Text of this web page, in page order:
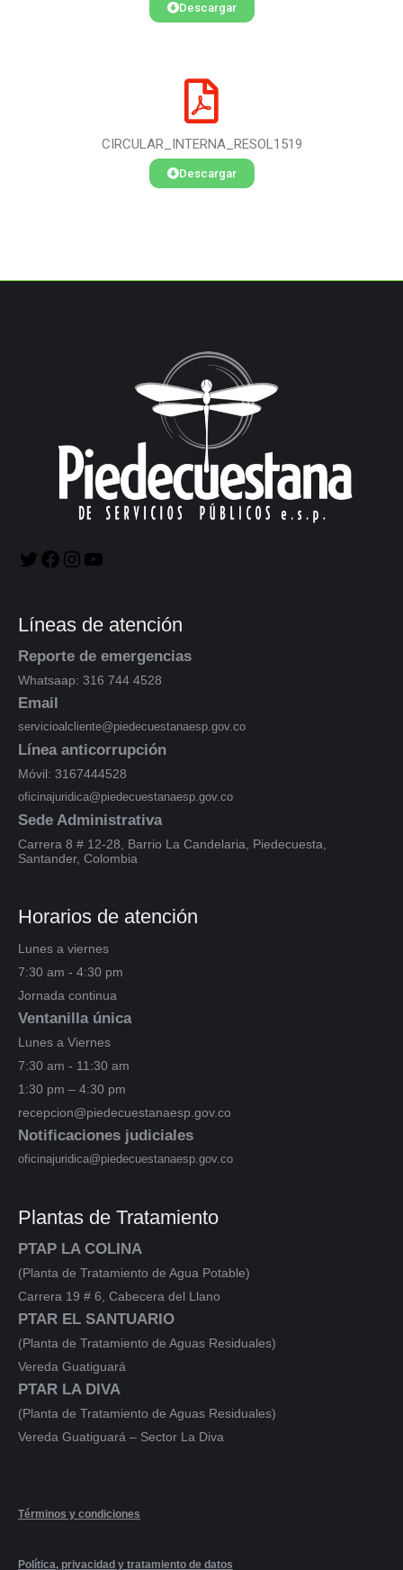
Descargar
CIRCULAR_INTERNA_RESOL1519
Descargar
Líneas de atención
Reporte de emergencias
Whatsaap: 316 744 4528
Email
servicioalcliente@piedecuestanaesp.gov.co
Línea anticorrupción
Móvil: 3167444528
oficinajuridica@piedecuestanaesp.gov.co
Sede Administrativa
Carrera 8 # 12-28, Barrio La Candelaria, Piedecuesta,
Santander, Colombia
Horarios de atención
Lunes a viernes
7:30 am - 4:30 pm
Jornada continua
Ventanilla única
Lunes a Viernes
7:30 am - 11:30 am
1:30 pm – 4:30 pm
recepcion@piedecuestanaesp.gov.co
Notificaciones judiciales
oficinajuridica@piedecuestanaesp.gov.co
Plantas de Tratamiento
PTAP LA COLINA
(Planta de Tratamiento de Agua Potable)
Carrera 19 # 6, Cabecera del Llano
PTAR EL SANTUARIO
(Planta de Tratamiento de Aguas Residuales)
Vereda Guatiguará
PTAR LA DIVA
(Planta de Tratamiento de Aguas Residuales)
Vereda Guatiguará – Sector La Diva
Términos y condiciones
Política, privacidad y tratamiento de datos